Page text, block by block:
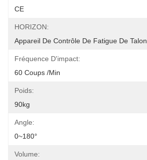
CE
HORIZON:
Appareil De Contrôle De Fatigue De Talon
Fréquence D'impact:
60 Coups /min
Poids:
90kg
Angle:
0~180°
Volume: